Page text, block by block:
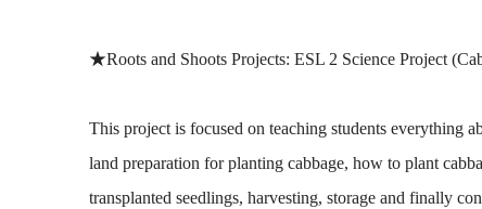
★Roots and Shoots Projects: ESL 2 Science Project
This project is focused on teaching students everything
land preparation for planting cabbage, how to plant
transplanted seedlings, harvesting, storage and finally